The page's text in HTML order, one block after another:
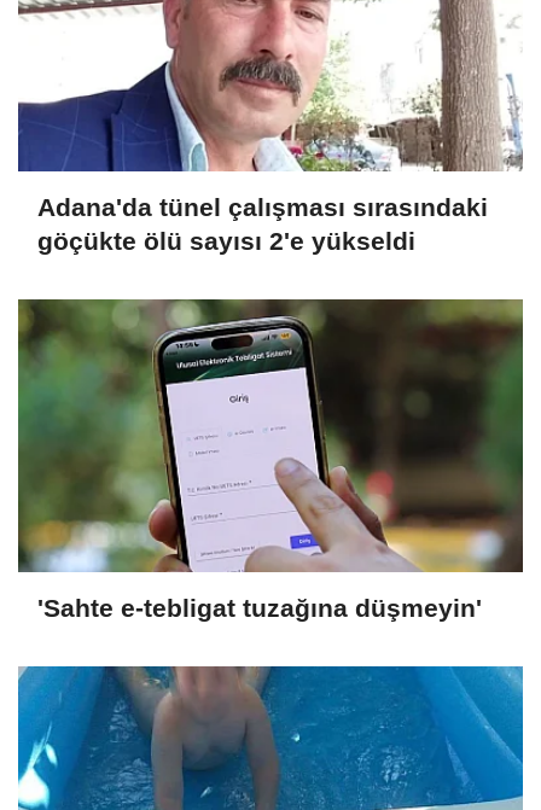
Adana'da tünel çalışması sırasındaki
göçükte ölü sayısı 2'e yükseldi
'Sahte e-tebligat tuzağına düşmeyin'